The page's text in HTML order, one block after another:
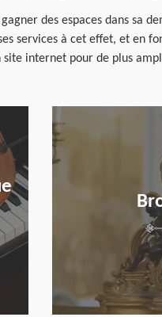
des espaces dans sa
services à cet effet, et en
internet pour de plus